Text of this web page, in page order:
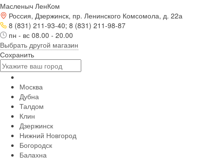
Масленыч ЛенКом
Россия, Дзержинск, пр. Ленинского Комсомола, д. 22а
8 (831) 211-93-40; 8 (831) 211-98-87
пн - вс 08.00 - 20.00
Выбрать другой магазин
Сохранить
Москва
Дубна
Талдом
Клин
Дзержинск
Нижний Новгород
Богородск
Балахна